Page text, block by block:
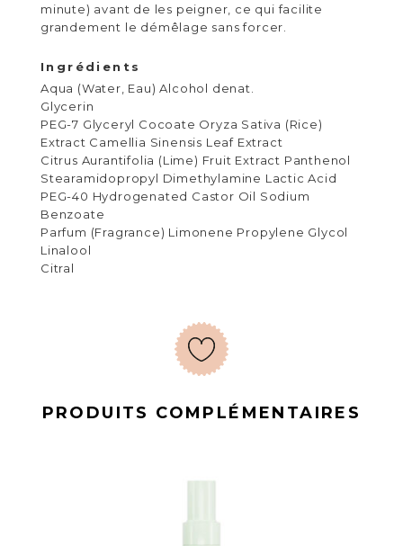
minute) avant de les peigner, ce qui facilite
grandement le démêlage sans forcer.
Ingrédients
Aqua (Water, Eau) Alcohol denat.
Glycerin
PEG-7 Glyceryl Cocoate Oryza Sativa (Rice)
Extract Camellia Sinensis Leaf Extract
Citrus Aurantifolia (Lime) Fruit Extract Panthenol
Stearamidopropyl Dimethylamine Lactic Acid
PEG-40 Hydrogenated Castor Oil Sodium
Benzoate
Parfum (Fragrance) Limonene Propylene Glycol
Linalool
Citral
PRODUITS COMPLÉMENTAIRES